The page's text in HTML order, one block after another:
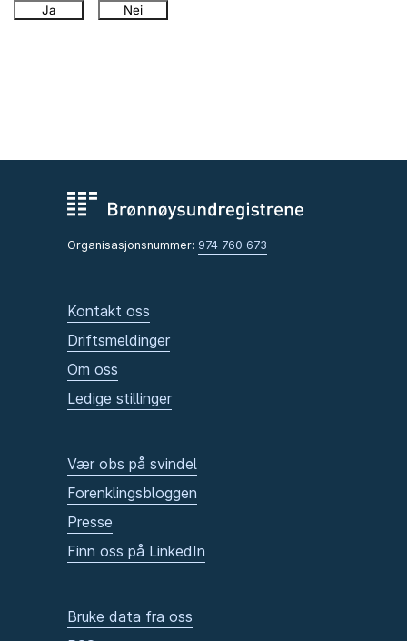
Ja Nei
Organisasjonsnummer: 974 760 673
Kontakt oss
Driftsmeldinger
Om oss
Ledige stillinger
Vær obs på svindel
Forenklingsbloggen
Presse
Finn oss på LinkedIn
Bruke data fra oss